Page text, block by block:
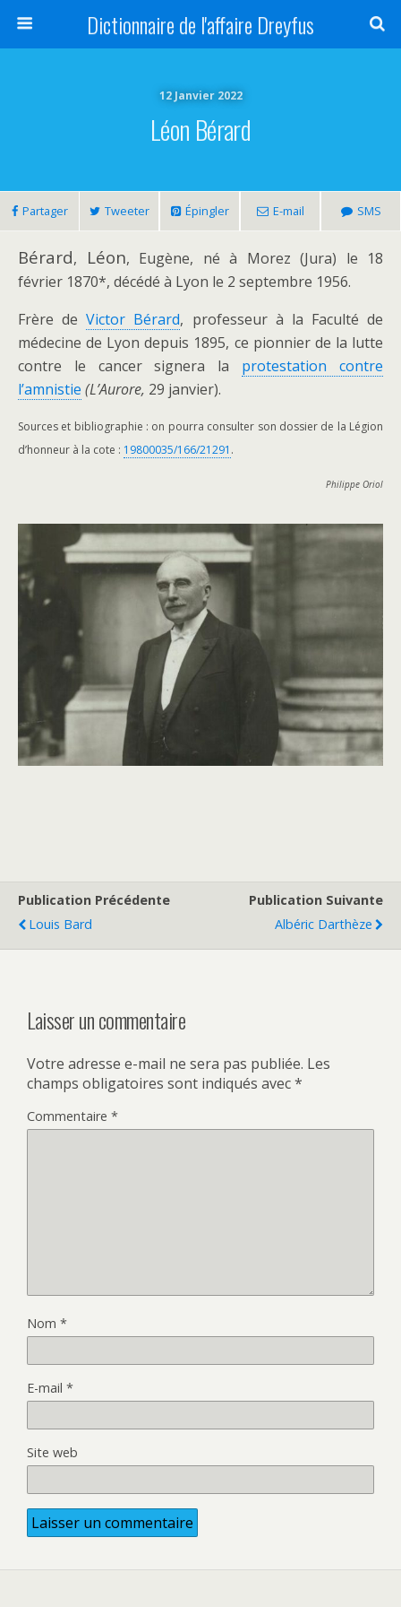
Dictionnaire de l'affaire Dreyfus
12 Janvier 2022
Léon Bérard
Partager Tweeter Épingler E-mail SMS
Bérard, Léon, Eugène, né à Morez (Jura) le 18
février 1870*, décédé à Lyon le 2 septembre 1956.
Frère deVictor Bérard, professeur à la Faculté de
médecine de Lyon depuis 1895, ce pionnier de la lutte
contre le cancer signera la protestation contre
l’amnistie (L’Aurore, 29 janvier).
Sources et bibliographie : on pourra consulter son dossier de la Légion
d’honneur à la cote : 19800035/166/21291 .
Philippe Oriol
Publication Précédente
Louis Bard
Publication Suivante
Albéric Darthèze
Laisser un commentaire
Votre adresse e-mail ne sera pas publiée. Les
champs obligatoires sont indiqués avec*
Commentaire *
Nom *
E-mail *
Site web